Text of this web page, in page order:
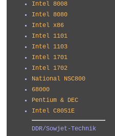
Intel 8008
Intel 8080
Intel x86
Intel 1101
Intel 1103
Intel 1701
Intel 1702
National NSC800
68000
Pentium & DEC
Intel C8051E
DDR/Sowjet-Technik